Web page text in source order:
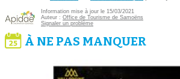
Information mise à jour le 15/03/2021
Auteur : Office de Tourisme de Samoëns
Signaler un problème
À NE PAS MANQUER